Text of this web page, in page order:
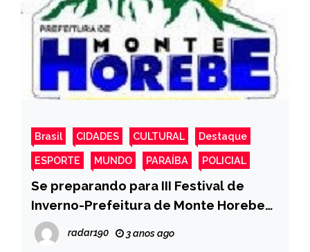
Brasil CIDADES CULTURAL Destaque
ESPORTE MUNDO PARAÍBA POLICIAL
Se preparando para III Festival de
Inverno-Prefeitura de Monte Horebe
realiza pintura de meio-fio nas ruas da
cidade
radar190 3 anos ago